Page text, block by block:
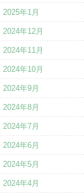
2025年1月
2024年12月
2024年11月
2024年10月
2024年9月
2024年8月
2024年7月
2024年6月
2024年5月
2024年4月